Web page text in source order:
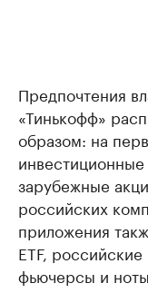
Предпочтения
«Тинькофф»
образом: на
зарубежные
российских
приложения
ETF,
фьючерсы и